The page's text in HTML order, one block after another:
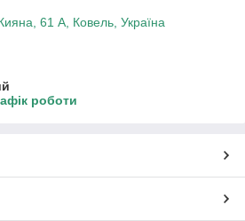
61 А, Ковель, Україна
роботи